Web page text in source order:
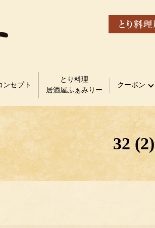
ンセプト
とり料理
居酒屋ふぁみりー
クーポン
32 (2)